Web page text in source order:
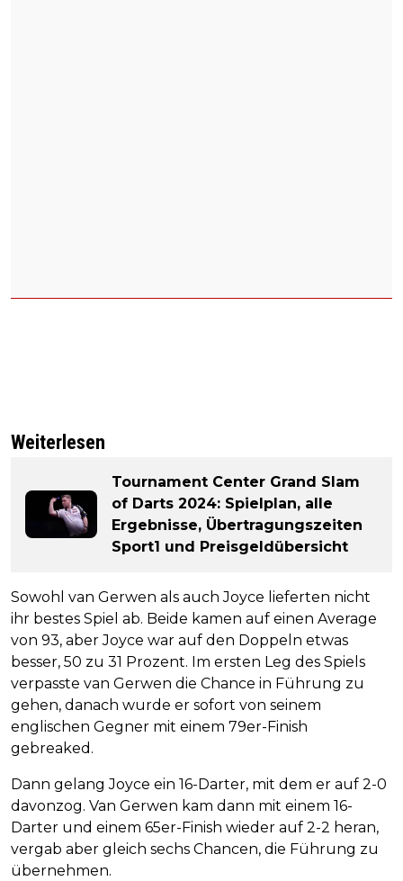
Weiterlesen
Tournament Center Grand Slam
of Darts 2024: Spielplan, alle
Ergebnisse, Übertragungszeiten
Sport1 und Preisgeldübersicht
Sowohl van Gerwen als auch Joyce lieferten nicht
ihr bestes Spiel ab. Beide kamen auf einen Average
von 93, aber Joyce war auf den Doppeln etwas
besser, 50 zu 31 Prozent. Im ersten Leg des Spiels
verpasste van Gerwen die Chance in Führung zu
gehen, danach wurde er sofort von seinem
englischen Gegner mit einem 79er-Finish
gebreaked.
Dann gelang Joyce ein 16-Darter, mit dem er auf 2-0
davonzog. Van Gerwen kam dann mit einem 16-
Darter und einem 65er-Finish wieder auf 2-2 heran,
vergab aber gleich sechs Chancen, die Führung zu
übernehmen.